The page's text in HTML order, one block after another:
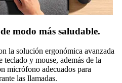
modo más saludable.
la solución ergonómica avanzada
y mouse, además de la
micrófono adecuados para
las llamadas.